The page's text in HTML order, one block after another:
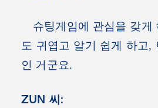
슈팅게임에 관심을 갖게
도 귀엽고 알기 쉽게 하고,
인 거군요.
ZUN 씨: